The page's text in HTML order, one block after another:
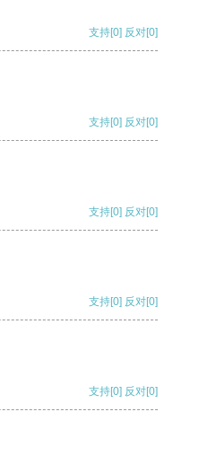
支持[0] 反对[0]
支持[0] 反对[0]
支持[0] 反对[0]
支持[0] 反对[0]
支持[0] 反对[0]